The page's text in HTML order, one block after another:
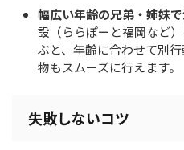
幅広い年齢の兄弟・姉妹
設（ららぽーと福岡など
ぶと、年齢に合わせて別
物もスムーズに行えます。
失敗しないコツ